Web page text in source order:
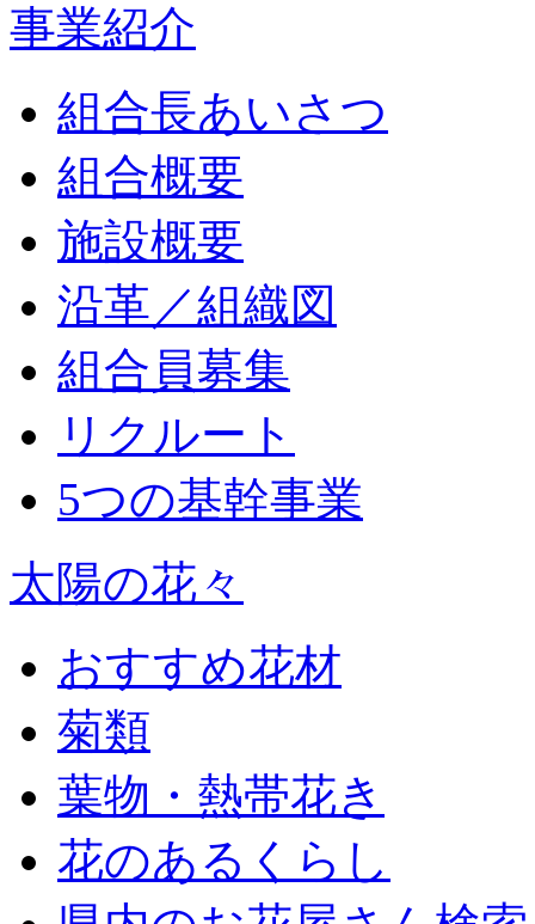
事業紹介
組合長あいさつ
組合概要
施設概要
沿革／組織図
組合員募集
リクルート
5つの基幹事業
太陽の花々
おすすめ花材
菊類
葉物・熱帯花き
花のあるくらし